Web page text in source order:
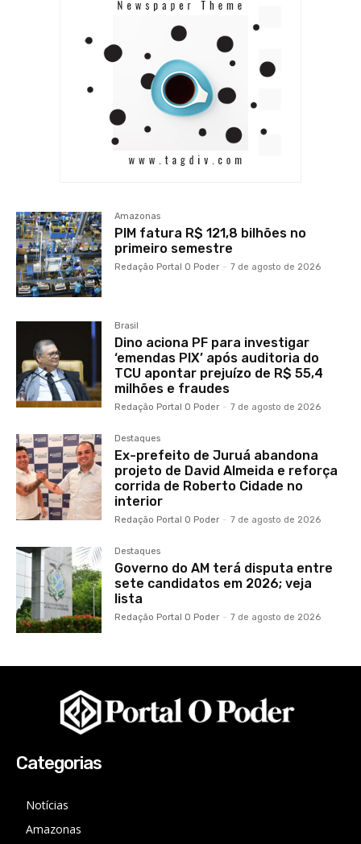
Amazonas
PIM fatura R$ 121,8 bilhões no
primeiro semestre
Redação Portal O Poder - 7 de agosto de 2026
Brasil
Dino aciona PF para investigar
‘emendas PIX’ após auditoria do
TCU apontar prejuízo de R$ 55,4
milhões e fraudes
Redação Portal O Poder - 7 de agosto de 2026
Destaques
Ex-prefeito de Juruá abandona
projeto de David Almeida e reforça
corrida de Roberto Cidade no
interior
Redação Portal O Poder - 7 de agosto de 2026
Destaques
Governo do AM terá disputa entre
sete candidatos em 2026; veja
lista
Redação Portal O Poder - 7 de agosto de 2026
Categorias
Notícias
Amazonas